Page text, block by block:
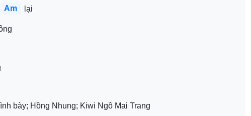
Am lại
bày; Hồng Nhung; Kiwi Ngô Mai Trang